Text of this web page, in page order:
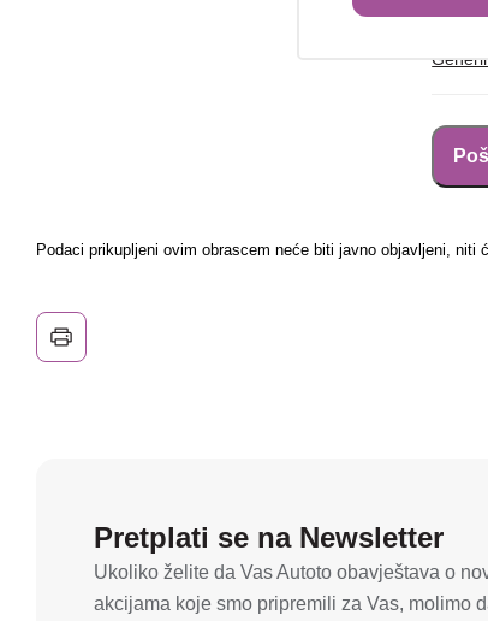
Podaci prikupljeni ovim obrascem neće biti javno objavljeni,
Pretplati se na Newsletter
Ukoliko želite da Vas Autoto obavještava o
akcijama koje smo pripremili za Vas, molimo